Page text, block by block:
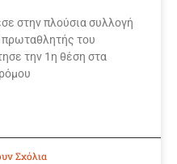
στην πλούσια συλλογή
του
την 1η θέση στα
Σχόλια